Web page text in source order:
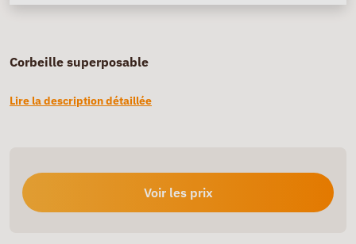
Corbeille superposable
Lire la description détaillée
Voir les prix